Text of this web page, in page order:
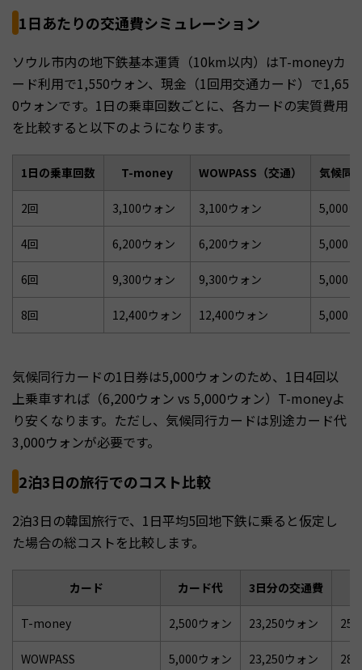
1日あたりの交通費シミュレーション
ソウル市内の地下鉄基本運賃（10km以内）はT-moneyカ
ード利用で1,550ウォン、現金（1回用交通カード）で1,65
0ウォンです。1日の乗車回数ごとに、各カードの実質費用
を比較すると以下のようになります。
1日の乗車回数 T-money WOWPASS（交通） 気候同
2回 3,100ウォン 3,100ウォン 5,000
4回 6,200ウォン 6,200ウォン 5,000
6回 9,300ウォン 9,300ウォン 5,000
8回 12,400ウォン 12,400ウォン 5,000
気候同行カードの1日券は5,000ウォンのため、1日4回以
上乗車すれば（6,200ウォン vs 5,000ウォン）T-moneyよ
り安くなります。ただし、気候同行カードは別途カード代
3,000ウォンが必要です。
2泊3日の旅行でのコスト比較
2泊3日の韓国旅行で、1日平均5回地下鉄に乗ると仮定し
た場合の総コストを比較します。
カード カード代 3日分の交通費
T-money 2,500ウォン 23,250ウォン
WOWPASS 5,000ウォン 23,250ウォン